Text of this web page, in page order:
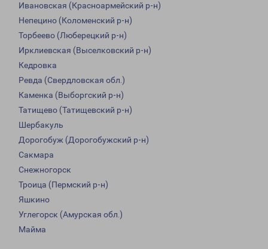
Ивановская (Красноармейский р-н)
Непецино (Коломенский р-н)
Торбеево (Люберецкий р-н)
Ирклиевская (Выселковский р-н)
Кедровка
Ревда (Свердловская обл.)
Каменка (Выборгский р-н)
Татищево (Татищевский р-н)
Шербакуль
Дорогобуж (Дорогобужский р-н)
Сакмара
Снежногорск
Троица (Пермский р-н)
Яшкино
Углегорск (Амурская обл.)
Майма